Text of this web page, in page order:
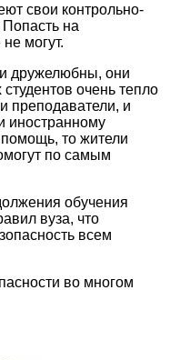
свои контрольно-
на
могут.
дружелюбны, они
очень тепло
преподаватели, и
иностранному
помощь, то жители
по самым
обучения
вуза, что
всем
во многом